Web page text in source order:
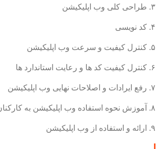
۳. طراحی کلی وب اپلیکیشن
۴. کد نویسی
۵. کنترل کیفیت و سرعت وب اپلیکیشن
۶. کنترل کیفیت کد ها و رعایت استاندارد ها
۷. رفع ایرادات و اصلاحات نهایی وب اپلیکیشن
۸. آموزش نحوه استفاده وب اپلیکیشن به کارکنان شما
۹. ارائه و استفاده از وب اپلیکیشن